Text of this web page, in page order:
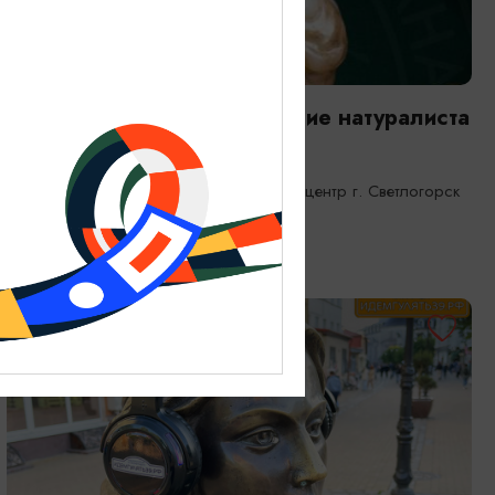
Янтарная каюта. Путешествие натуралиста
25.12.2025 - 31.12.2026
Светлогорск, Морской выставочный центр г. Светлогорск
ОТ 1200₽